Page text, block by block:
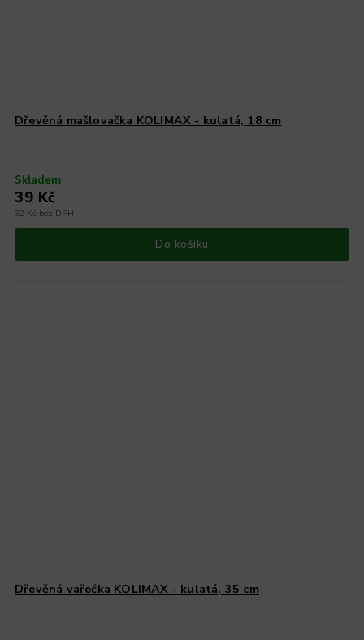
Dřevěná mašlovačka KOLIMAX - kulatá, 18 cm
Skladem
32 Kč bez DPH
39 Kč
Do košíku
Dřevěná vařečka KOLIMAX - kulatá, 35 cm